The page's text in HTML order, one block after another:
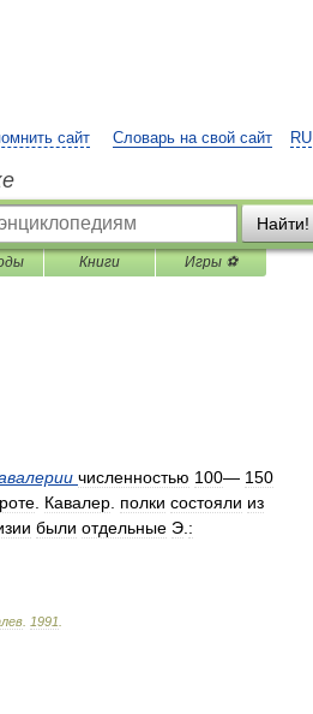
RU
сайт Словарь на свой сайт
Найти!
Книги Игры ⚽
численностью 100— 150
роте Кавалер полки состояли из
были отдельные Э :
1991